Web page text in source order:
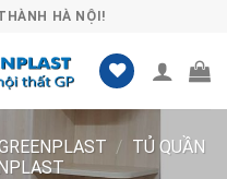
HÀ NỘI!
/ TỦ QUẦN